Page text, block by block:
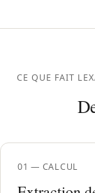
CE QUE FAIT
01 — CALCUL